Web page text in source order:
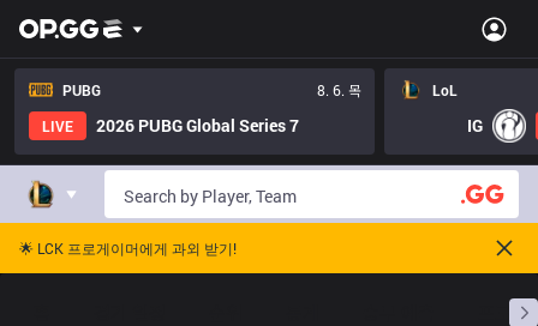
PUBG
8. 6. 목
LIVE
2026 PUBG Global Series 7
LoL
IG
🌟 LCK 프로게이머에게 과외 받기!
프로빌